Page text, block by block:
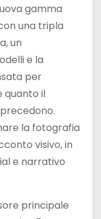
gamma
una tripla
un
e la
per
quanto il
la fotografia
visivo, in
e narrativo
principale